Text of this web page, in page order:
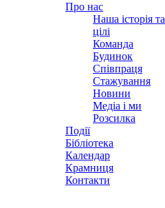
Про нас
Наша історія та
цілі
Команда
Будинок
Співпраця
Стажування
Новини
Медіа і ми
Розсилка
Події
Бібліотека
Календар
Крамниця
Контакти